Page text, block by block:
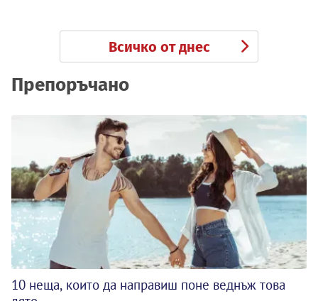
Всичко от днес
Препоръчано
10 неща, които да направиш поне веднъж това